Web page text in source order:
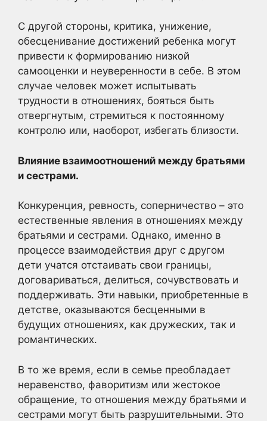
С другой стороны, критика, унижение,
обесценивание достижений ребенка могут
привести к формированию низкой
самооценки и неуверенности в себе. В этом
случае человек может испытывать
трудности в отношениях, бояться быть
отвергнутым, стремиться к постоянному
контролю или, наоборот, избегать близости.
Влияние взаимоотношений между братьями
и сестрами.
Конкуренция, ревность, соперничество – это
естественные явления в отношениях между
братьями и сестрами. Однако, именно в
процессе взаимодействия друг с другом
дети учатся отстаивать свои границы,
договариваться, делиться, сочувствовать и
поддерживать. Эти навыки, приобретенные в
детстве, оказываются бесценными в
будущих отношениях, как дружеских, так и
романтических.
В то же время, если в семье преобладает
неравенство, фаворитизм или жестокое
обращение, то отношения между братьями и
сестрами могут быть разрушительными. Это